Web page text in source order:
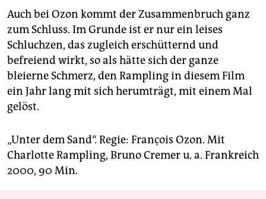
Auch bei Ozon kommt der Zusammenbruch ganz
zum Schluss. Im Grunde ist er nur ein leises
Schluchzen, das zugleich erschütternd und
befreiend wirkt, so als hätte sich der ganze
bleierne Schmerz, den Rampling in diesem Film
ein Jahr lang mit sich herumträgt, mit einem Mal
gelöst.
„Unter dem Sand“. Regie: François Ozon. Mit
Charlotte Rampling, Bruno Cremer u. a. Frankreich
2000, 90 Min.